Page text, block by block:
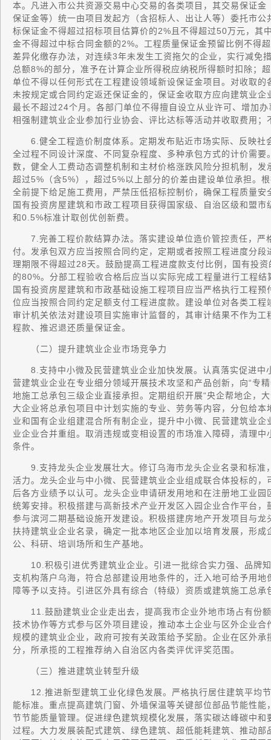
本。凡进入市公共资源交易中心交易的各类项目，其交易保证
保证金等）统一由项目发起方（含招标人、出让人等）委托市
标保证金不得超过招标项目估算价的2%且不得超过50万元，其
金不得超过中标合同金额的2%。工程质量保证金预留比例不得
差异化缴存办法，对连续3年未发生工资拖欠的企业，实行减免
总额8%的部分，准予在计算企业所得税应纳税所得额时扣除；
单位不得以任何形式在工程建设领域新设保证金项目。对收取
未按规定或合同约定返还保证金的，保证金收取方应向建筑业
最长不超过24个月。各部门单位不得擅自设立从业许可、增加
相强制建筑业企业参加行业协会、评比达标等活动并收取费用
6.健全工程造价制度体系。定期发布贴近市场实际、反映社
全过程不同设计深度、不同复杂程度、多种承包方式的计价需
数，健全人工费动态调整机制和主材价格涨跌风险分担机制，
超过5%（含5%），超过5%以上部分的价差由建设单位承担。
全前提下给足施工费用，严禁压低招标控制价，确保工程质量
国有投资房屋建筑和市政工程项目获得国家级、自治区级和盟
和0.5%标准计取创优创新费。
7.完善工程价款结算办法。落实建设单位造价管控责任，严
付。发承包双方应当按照合同约定，定期或者按照工程进度分
理期限不得超过28天。鼓励提高工程进度款支付比例，国有投
的80%。分部工程验收合格后应当以实际完成工程量进行工程
国有投资房屋建筑和市政基础设施工程项目应当严格执行工程
位应当按照合同约定足额支付工程进度款。建设单位对各类工
审计机关依法对建设项目实施审计监督的，其审计结果不作为
程款、推迟退还质量保证金。
（二）提升建筑业企业市场竞争力
8.支持中小微及民营建筑业企业加快发展。认真落实促进中
营建筑业企业在专业细分领域开展技术攻坚和产品创新，向“专
地施工总承包三级企业直接承担。定期组织开展“央企帮地企，
大企业将总承包项目中计划实施的专业、劳务等内容，分包给
业和国有企业组建混合所有制企业，提升中小微、民营建筑业
业企业合并重组。取消违规或变相设置的市场准入障碍，清理
条件。
9.支持龙头企业发展壮大。修订乌海市龙头企业名录和标准
活力。龙头企业与中小微、民营建筑业企业组成联合体投标的
后各方业绩予以认可。龙头企业申请研发用地和在注册地工业
统筹安排。积极搭建与高新技术产业开发区入园企业合作平台
参与滨河二期基础设施开发建设。积极搭建房地产开发项目与
扶持建筑业企业名录，确定一批本地区企业加以培育发展，形
公、科研、培训场所和生产基地。
10.积极引进优秀建筑业企业。引进一批综合实力强、品牌
支机构落户乌海，符合总部建设用地条件的，迁入地可给予用
障等予以支持。引进区外具有综合（特级）资质或建筑施工总
11.鼓励建筑业企业走出去，提高我市企业外地市场占有份
技术协作等方式参与区外项目建设，推动本土企业与区外企业
规模的建筑业企业，政府可按有关政策给予奖励。企业在区外
分，所承揽的工程推荐纳入自治区内各类评优评奖范围。
（三）推进建筑业转型升级
12.推进新型建筑工业化绿色发展。严格执行居住建筑平均
能标准。重点提高建筑门窗、外墙保温等关键部位部品节能性
节节能质量管理。促进绿色建筑规模化发展，落实碳达峰碳中
过程。大力发展装配式建筑、绿色建筑、超低能耗建筑、推动